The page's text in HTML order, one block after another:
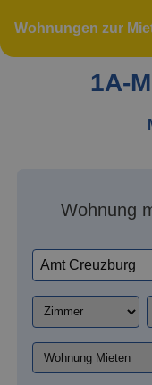
Wohnungen zur
1A-
Wohnung